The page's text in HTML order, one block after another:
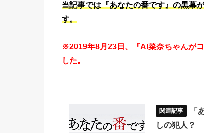
当記事では『あなたの番です』の黒幕
す。
※2019年8月23日、『AI菜奈ちゃんが
した。
「
しの犯人？